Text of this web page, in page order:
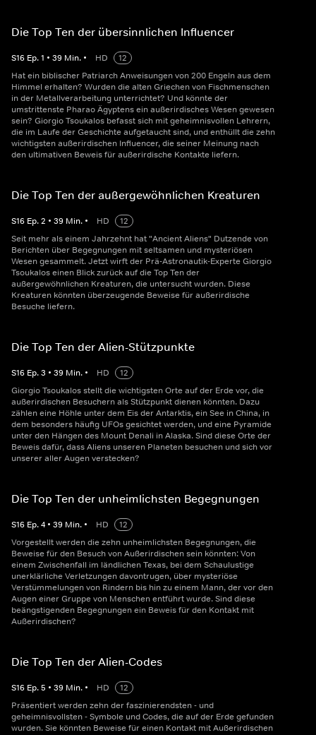
Die Top Ten der übersinnlichen Influencer
S16 Ep.1 • 39 Min. • HD
12
Hat ein biblischer Patriarch Anweisungen von 200 Engeln aus dem
Himmel erhalten? Wurden die alten Griechen von Fischmenschen
in der Metallverarbeitung unterrichtet? Und könnte der
umstrittenste Pharao Ägyptens ein außerirdisches Wesen gewesen
sein? Giorgio Tsoukalos befasst sich mit geheimnisvollen Lehrern,
die im Laufe der Geschichte aufgetaucht sind, und enthüllt die zehn
wichtigsten außerirdischen Influencer, die seiner Meinung nach
den ultimativen Beweis für außerirdische Kontakte liefern.
Die Top Ten der außergewöhnlichen Kreaturen
S16 Ep.2 • 39 Min. • HD
12
Seit mehr als einem Jahrzehnt hat "Ancient Aliens" Dutzende von
Berichten über Begegnungen mit seltsamen und mysteriösen
Wesen gesammelt. Jetzt wirft der Prä-Astronautik-Experte Giorgio
Tsoukalos einen Blick zurück auf die Top Ten der
außergewöhnlichen Kreaturen, die untersucht wurden. Diese
Kreaturen könnten überzeugende Beweise für außerirdische
Besuche liefern.
Die Top Ten der Alien-Stützpunkte
S16 Ep.3 • 39 Min. • HD
12
Giorgio Tsoukalos stellt die wichtigsten Orte auf der Erde vor, die
außerirdischen Besuchern als Stützpunkt dienen könnten. Dazu
zählen eine Höhle unter dem Eis der Antarktis, ein See in China, in
dem besonders häufig UFOs gesichtet werden, und eine Pyramide
unter den Hängen des Mount Denali in Alaska. Sind diese Orte der
Beweis dafür, dass Aliens unseren Planeten besuchen und sich vor
unserer aller Augen verstecken?
Die Top Ten der unheimlichsten Begegnungen
S16 Ep.4 • 39 Min. • HD
12
Vorgestellt werden die zehn unheimlichsten Begegnungen, die
Beweise für den Besuch von Außerirdischen sein könnten: Von
einem Zwischenfall im ländlichen Texas, bei dem Schaulustige
unerklärliche Verletzungen davontrugen, über mysteriöse
Verstümmelungen von Rindern bis hin zu einem Mann, der vor den
Augen einer Gruppe von Menschen entführt wurde. Sind diese
beängstigenden Begegnungen ein Beweis für den Kontakt mit
Außerirdischen?
Die Top Ten der Alien-Codes
S16 Ep.5 • 39 Min. • HD
12
Präsentiert werden zehn der faszinierendsten - und
geheimnisvollsten - Symbole und Codes, die auf der Erde gefunden
wurden. Sie könnten Beweise für einen Kontakt mit Außerirdischen